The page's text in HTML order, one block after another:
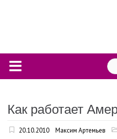
Как работает
20.10.2010 Максим Артемьев